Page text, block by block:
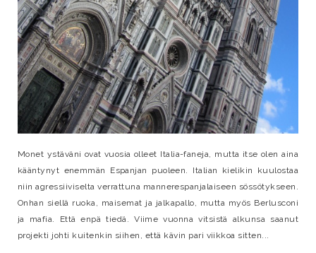
Monet ystäväni ovat vuosia olleet Italia-faneja, mutta itse olen aina
kääntynyt enemmän Espanjan puoleen. Italian kielikin kuulostaa
niin agressiiviselta verrattuna mannerespanjalaiseen sössötykseen.
Onhan siellä ruoka, maisemat ja jalkapallo, mutta myös Berlusconi
ja mafia. Että enpä tiedä. Viime vuonna vitsistä alkunsa saanut
projekti johti kuitenkin siihen, että kävin pari viikkoa sitten...